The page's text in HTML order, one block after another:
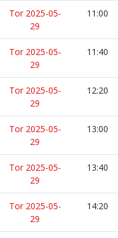
Tor 2025-05-
29
11:00
Tor 2025-05-
29
11:40
Tor 2025-05-
29
12:20
Tor 2025-05-
29
13:00
Tor 2025-05-
29
13:40
Tor 2025-05-
29
14:20